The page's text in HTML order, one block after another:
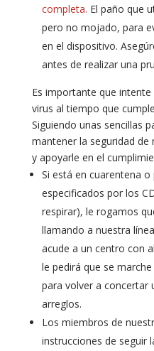
completa. El paño que
pero no mojado, para
en el dispositivo.
antes de realizar una
Es importante que
virus al tiempo que
Siguiendo unas sencillas
mantener la seguridad
y apoyarle en el
Si está en cuarentena
especificados por los
respirar), le rogamos
llamando a nuestra
acude a un centro con
le pedirá que se
para volver a concertar
arreglos.
Los miembros de
instrucciones de seguir